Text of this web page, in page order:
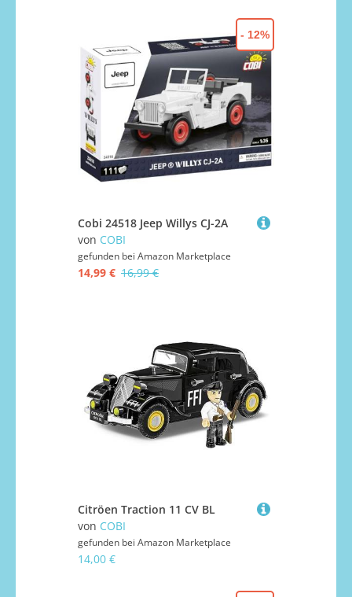
Cobi 24518 Jeep Willys CJ-2A
von COBI
gefunden bei Amazon Marketplace
14,99 € 16,99 €
- 12%
Citröen Traction 11 CV BL
von COBI
gefunden bei Amazon Marketplace
14,00 €